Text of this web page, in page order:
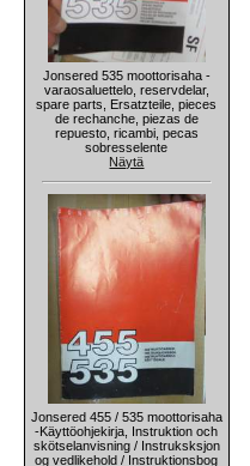
Jonsered 535 moottorisaha -
varaosaluettelo, reservdelar,
spare parts, Ersatzteile, pieces
de rechanche, piezas de
repuesto, ricambi, pecas
sobresselente
Näytä
Jonsered 455 / 535 moottorisaha
-Käyttöohjekirja, Instruktion och
skötselanvisning / Instruksksjon
og vedlikehold / Instruktionsbog